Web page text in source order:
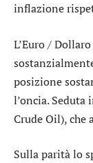
inflazione
L’Euro / Dollaro
posizione
l’oncia.
Crude Oil), che
Sulla parità lo